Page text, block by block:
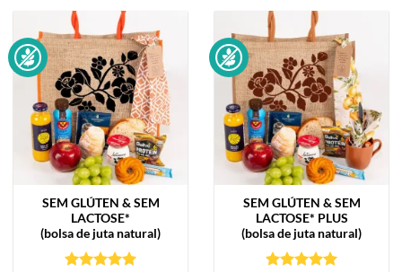
SEM GLÚTEN & SEM
LACTOSE*
(bolsa de juta natural)
SEM GLÚTEN & SEM
LACTOSE* PLUS
(bolsa de juta natural)